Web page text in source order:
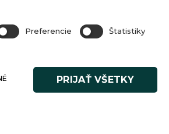
Preferencie Štatistiky
PRIJAŤ VŠETKY